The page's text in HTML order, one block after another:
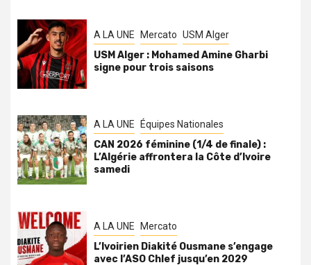
A LA UNE Mercato USM Alger
USM Alger : Mohamed Amine Gharbi
signe pour trois saisons
A LA UNE Équipes Nationales
CAN 2026 féminine (1/4 de finale) :
L’Algérie affrontera la Côte d’Ivoire
samedi
A LA UNE Mercato
L’Ivoirien Diakité Ousmane s’engage
avec l’ASO Chlef jusqu’en 2029